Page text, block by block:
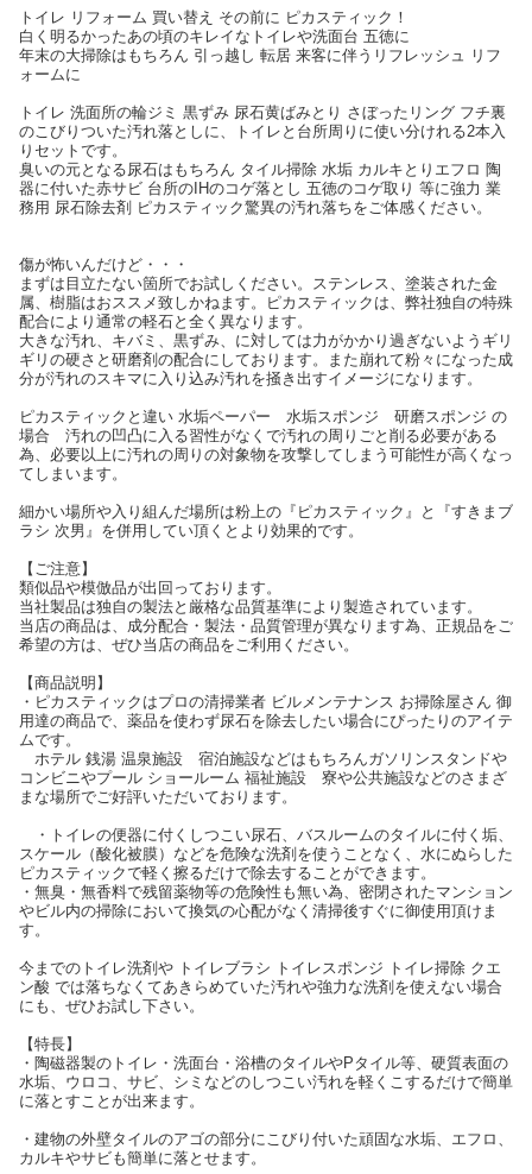
トイレ リフォーム 買い替え その前に ピカスティック！
白く明るかったあの頃のキレイなトイレや洗面台 五徳に
年末の大掃除はもちろん 引っ越し 転居 来客に伴うリフレッシュ リフ
ォームに
トイレ 洗面所の輪ジミ 黒ずみ 尿石黄ばみとり さぼったリング フチ裏
のこびりついた汚れ落としに、トイレと台所周りに使い分けれる2本入
りセットです。
臭いの元となる尿石はもちろん タイル掃除 水垢 カルキとりエフロ 陶
器に付いた赤サビ 台所のIHのコゲ落とし 五徳のコゲ取り 等に強力 業
務用 尿石除去剤 ピカスティック驚異の汚れ落ちをご体感ください。
傷が怖いんだけど・・・
まずは目立たない箇所でお試しください。ステンレス、塗装された金
属、樹脂はおススメ致しかねます。ピカスティックは、弊社独自の特殊
配合により通常の軽石と全く異なります。
大きな汚れ、キバミ、黒ずみ、に対しては力がかかり過ぎないようギリ
ギリの硬さと研磨剤の配合にしております。また崩れて粉々になった成
分が汚れのスキマに入り込み汚れを掻き出すイメージになります。
ピカスティックと違い 水垢ペーパー 水垢スポンジ 研磨スポンジ の
場合 汚れの凹凸に入る習性がなくで汚れの周りごと削る必要がある
為、必要以上に汚れの周りの対象物を攻撃してしまう可能性が高くなっ
てしまいます。
細かい場所や入り組んだ場所は粉上の『ピカスティック』と『すきまブ
ラシ 次男』を併用してい頂くとより効果的です。
【ご注意】
類似品や模倣品が出回っております。
当社製品は独自の製法と厳格な品質基準により製造されています。
当店の商品は、成分配合・製法・品質管理が異なります為、正規品をご
希望の方は、ぜひ当店の商品をご利用ください。
【商品説明】
・ピカスティックはプロの清掃業者 ビルメンテナンス お掃除屋さん 御
用達の商品で、薬品を使わず尿石を除去したい場合にぴったりのアイテ
ムです。
ホテル 銭湯 温泉施設 宿泊施設などはもちろんガソリンスタンドや
コンビニやプール ショールーム 福祉施設 寮や公共施設などのさまざ
まな場所でご好評いただいております。
・トイレの便器に付くしつこい尿石、バスルームのタイルに付く垢、
スケール（酸化被膜）などを危険な洗剤を使うことなく、水にぬらした
ピカスティックで軽く擦るだけで除去することができます。
・無臭・無香料で残留薬物等の危険性も無い為、密閉されたマンション
やビル内の掃除において換気の心配がなく清掃後すぐに御使用頂けま
す。
今までのトイレ洗剤や トイレブラシ トイレスポンジ トイレ掃除 クエ
ン酸 では落ちなくてあきらめていた汚れや強力な洗剤を使えない場合
にも、ぜひお試し下さい。
【特長】
・陶磁器製のトイレ・洗面台・浴槽のタイルやPタイル等、硬質表面の
水垢、ウロコ、サビ、シミなどのしつこい汚れを軽くこするだけで簡単
に落とすことが出来ます。
・建物の外壁タイルのアゴの部分にこびり付いた頑固な水垢、エフロ、
カルキやサビも簡単に落とせます。